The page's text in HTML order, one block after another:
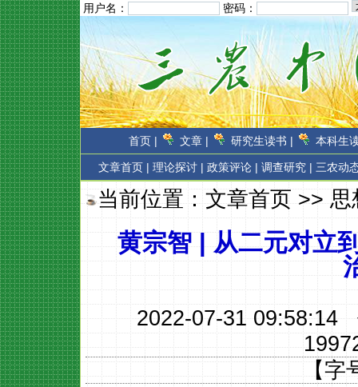
用户名： 密码：
首页 | 文章 | 研究生读书 | 本科生
文章首页 | 理论探讨 | 政策评论 | 调查研究 | 三农动
当前位置：文章首页>>思
黄宗智 | 从二元对立
2022-07-31 09:58:14
【字